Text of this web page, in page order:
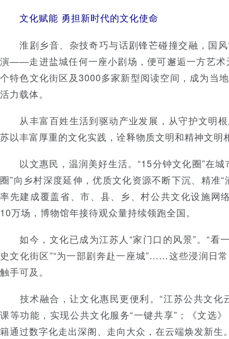
文化赋能 勇担新时代的文化使命
淮剧乡音、杂技奇巧与话剧锋芒碰撞交融，国风
演——走进盐城任何一座小剧场，便可邂逅一方艺术
个特色文化街区及3000多家新型阅读空间，成为当
活力载体。
从丰富百姓生活到驱动产业发展，从守护文明根
苏以丰富厚重的文化实践，诠释物质文明和精神文明
以文惠民，温润美好生活。“15分钟文化圈”在城
圈”向乡村深度延伸，优质文化资源不断下沉、精准
率先建成覆盖省、市、县、乡、村公共文化设施网
10万场，博物馆年接待观众量持续领跑全国。
如今，文化已成为江苏人“家门口的风景”。“看
史文化街区”“为一部剧奔赴一座城”……这些浸润日
触手可及。
技术融合，让文化惠民更便利。“江苏公共文化
课等功能，实现公共文化服务“一键共享”；《文选
籍通过数字化走出深阁、走向大众，在云端焕发新生